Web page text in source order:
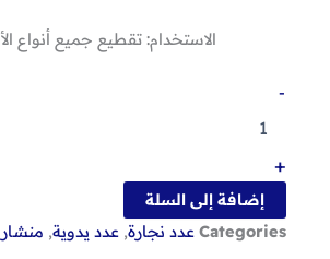
الاستخدام: تقطيع جميع أنواع
-كمية
خشب
+
إضافة إلى السلة
Categories عدد نجارة, عدد يدوية, منشار